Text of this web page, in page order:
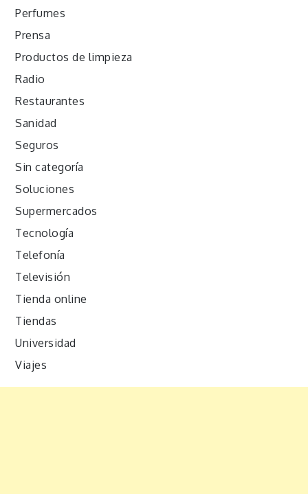
Perfumes
Prensa
Productos de limpieza
Radio
Restaurantes
Sanidad
Seguros
Sin categoría
Soluciones
Supermercados
Tecnología
Telefonía
Televisión
Tienda online
Tiendas
Universidad
Viajes